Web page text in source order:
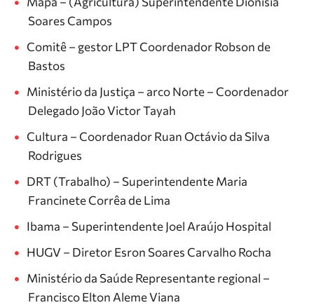
Soares Campos
Comitê – gestor LPT Coordenador Robson de
Bastos
Ministério da Justiça – arco Norte – Coordenador
Delegado João Victor Tayah
Cultura – Coordenador Ruan Octávio da Silva
Rodrigues
DRT (Trabalho) – Superintendente Maria
Francinete Corrêa de Lima
Ibama – Superintendente Joel Araújo Hospital
HUGV – Diretor Esron Soares Carvalho Rocha
Ministério da Saúde Representante regional –
Francisco Elton Aleme Viana